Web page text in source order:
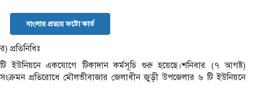
বাংলার প্রত্যয় ফটো কার্ড
ইউনিয়নে একযোগে টিকাদান কর্মসূচি শুরু হয়েছে।শনিবার (৭ আগষ্ট)
প্রতিরোধে মৌলভীবাজার জেলাধীন জুড়ী উপজেলার ৬ টি ইউনিয়নে